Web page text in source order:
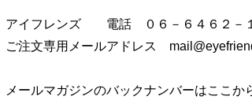
アイフレンズ 電話 ０６－６４６２－
ご注文専用メールアドレス
メールマガジンのバックナンバーはここか